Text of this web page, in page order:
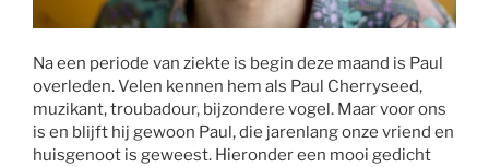
Na een periode van ziekte is begin deze maand is Paul
overleden. Velen kennen hem als Paul Cherryseed,
muzikant, troubadour, bijzondere vogel. Maar voor ons
is en blijft hij gewoon Paul, die jarenlang onze vriend en
huisgenoot is geweest. Hieronder een mooi gedicht